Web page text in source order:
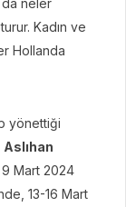
Kadın ve
Hollanda
yönettiği
9 Mart 2024
13-16 Mart